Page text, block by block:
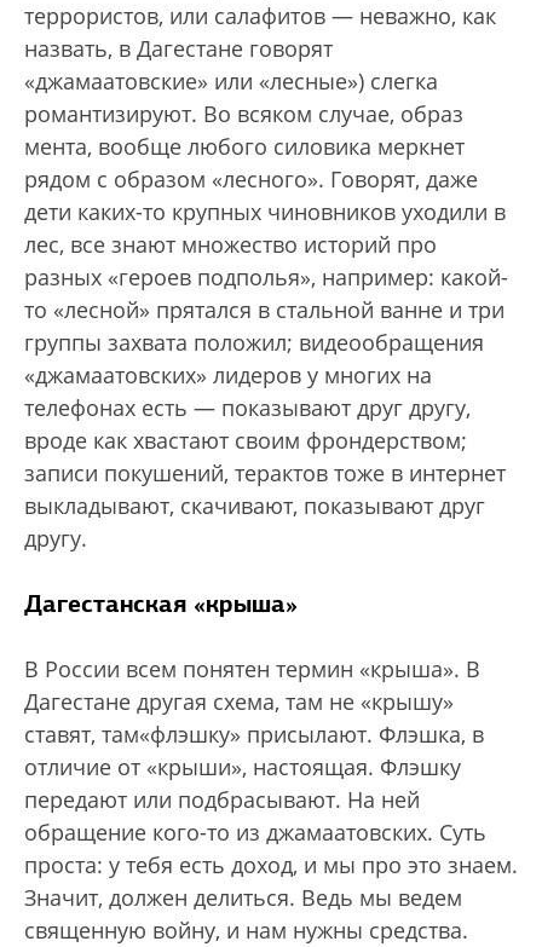
террористов, или салафитов — неважно, как
назвать, в Дагестане говорят
«джамаатовские» или «лесные») слегка
романтизируют. Во всяком случае, образ
мента, вообще любого силовика меркнет
рядом с образом «лесного». Говорят, даже
дети каких-то крупных чиновников уходили в
лес, все знают множество историй про
разных «героев подполья», например: какой-
то «лесной» прятался в стальной ванне и три
группы захвата положил; видеообращения
«джамаатовских» лидеров у многих на
телефонах есть — показывают друг другу,
вроде как хвастают своим фрондерством;
записи покушений, терактов тоже в интернет
выкладывают, скачивают, показывают друг
другу.
Дагестанская «крыша»
В России всем понятен термин «крыша». В
Дагестане другая схема, там не «крышу»
ставят, там«флэшку» присылают. Флэшка, в
отличие от «крыши», настоящая. Флэшку
передают или подбрасывают. На ней
обращение кого-то из джамаатовских. Суть
проста: у тебя есть доход, и мы про это знаем.
Значит, должен делиться. Ведь мы ведем
священную войну, и нам нужны средства.